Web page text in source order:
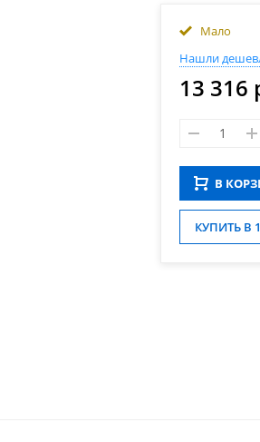
Мало
Нашли
13 316
В
КУПИТЬ В